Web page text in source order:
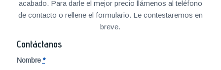
acabado. Para darle el mejor precio llámenos al teléfono
de contacto o rellene el formulario. Le contestaremos en
breve.
Contáctanos
Nombre*